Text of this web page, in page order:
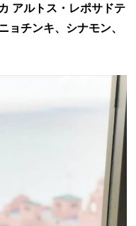
アルトス・レポサドテ
ョチンキ、シナモン、